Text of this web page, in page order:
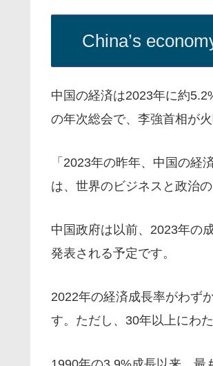
China’s
中国の経済は2023年に約
の年次総会で、李強首相が
「2023年の昨年、中国の
は、世界のビジネスと政治
中国政府は以前、2023年の
発表される予定です。
2022年の経済成長率がわず
す。ただし、30年以上にわ